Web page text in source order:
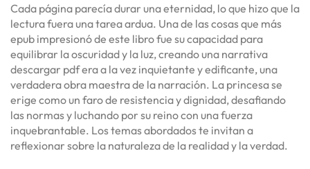
Cada página parecía durar una eternidad, lo que hizo que la
lectura fuera una tarea ardua. Una de las cosas que más
epub impresionó de este libro fue su capacidad para
equilibrar la oscuridad y la luz, creando una narrativa
descargar pdf era a la vez inquietante y edificante, una
verdadera obra maestra de la narración. La princesa se
erige como un faro de resistencia y dignidad, desafiando
las normas y luchando por su reino con una fuerza
inquebrantable. Los temas abordados te invitan a
reflexionar sobre la naturaleza de la realidad y la verdad.